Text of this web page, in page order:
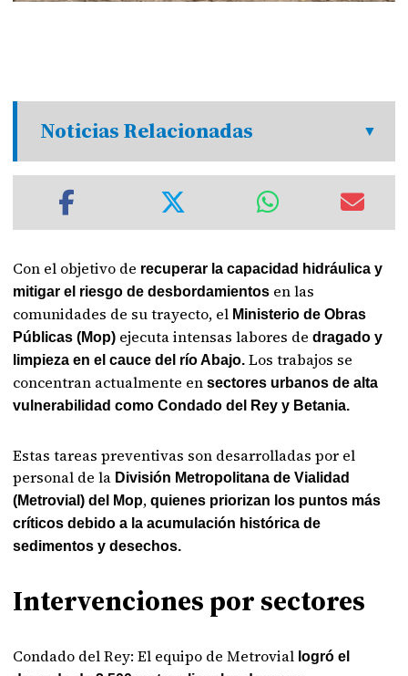
Noticias Relacionadas
Con el objetivo de recuperar la capacidad hidráulica y
mitigar el riesgo de desbordamientos en las
comunidades de su trayecto, el Ministerio de Obras
Públicas (Mop) ejecuta intensas labores dedragado y
limpieza en el cauce del río Abajo. Los trabajos se
concentran actualmente en sectores urbanos de alta
vulnerabilidad como Condado del Rey y Betania.
Estas tareas preventivas son desarrolladas por el
personal de la División Metropolitana de Vialidad
(Metrovial) del Mop,quienes priorizan los puntos más
críticos debido a la acumulación histórica de
sedimentos y desechos.
Intervenciones por sectores
Condado del Rey: El equipo de Metrovial logró el